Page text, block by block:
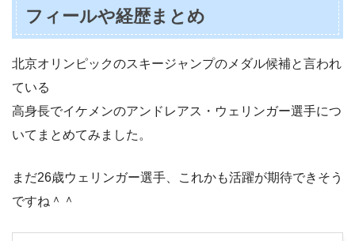
フィールや経歴まとめ
北京オリンピックのスキージャンプのメダル候補と言われ
ている
高身長でイケメンのアンドレアス・ウェリンガー選手につ
いてまとめてみました。
まだ26歳ウェリンガー選手、これかも活躍が期待できそう
ですね＾＾